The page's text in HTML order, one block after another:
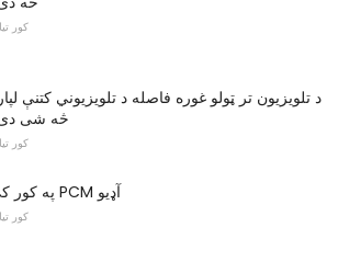
کور
د تلویزیون تر ټولو غوره فاصله د تلویزیوني کتنې
څه شی
کور
په کور کې PCM آډیو
کور